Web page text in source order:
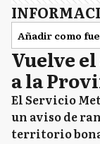
Añadir como
Vuelve
a la
El Servicio
un aviso de
territorio